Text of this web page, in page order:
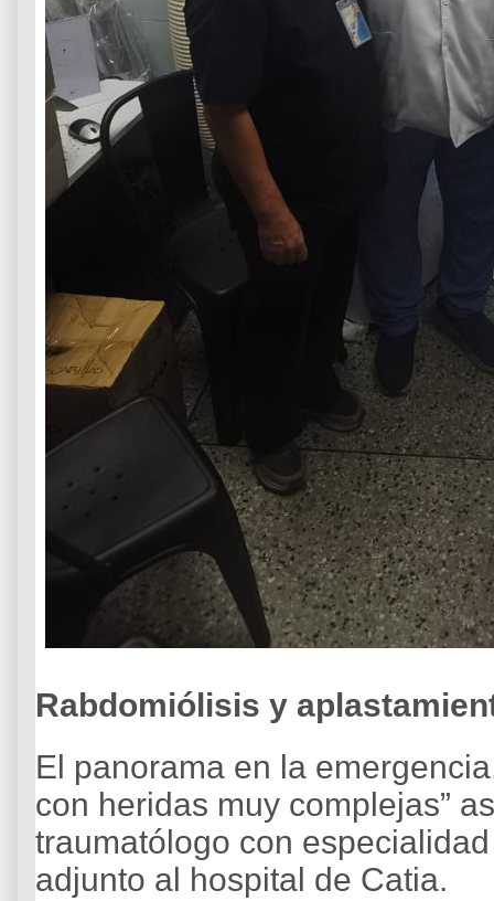
Rabdomiólisis y
El panorama en la
con heridas muy complejas”
traumatólogo con
adjunto al hospital de Catia.